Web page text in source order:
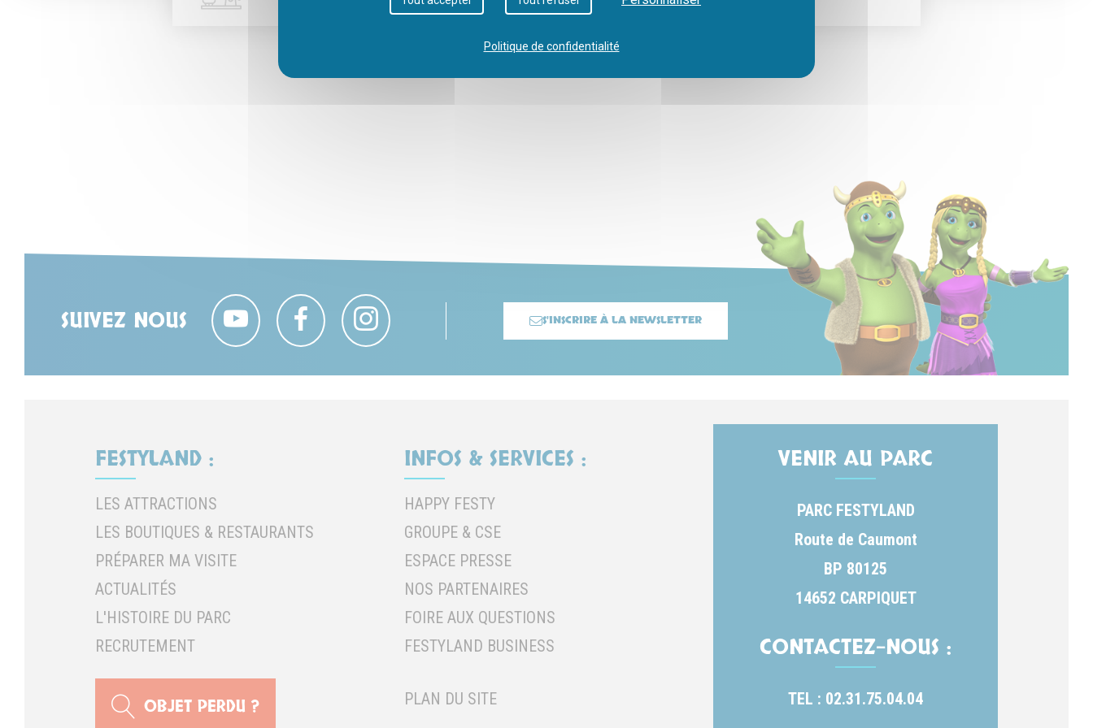
SUIVEZ NOUS S'INSCRIRE À LA NEWSLETTER
FESTYLAND :
LES ATTRACTIONS
LES BOUTIQUES & RESTAURANTS
PRÉPARER MA VISITE
ACTUALITÉS
L'HISTOIRE DU PARC
RECRUTEMENT
OBJET PERDU ?
INFOS & SERVICES :
HAPPY FESTY
GROUPE & CSE
ESPACE PRESSE
NOS PARTENAIRES
FOIRE AUX QUESTIONS
FESTYLAND BUSINESS
PLAN DU SITE
VENIR AU PARC
PARC FESTYLAND
Route de Caumont
BP 80125
14652 CARPIQUET
CONTACTEZ-NOUS :
TEL : 02.31.75.04.04
Politique de confidentialité